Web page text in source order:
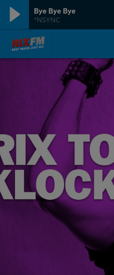
Bye Bye Bye
*NSYNC